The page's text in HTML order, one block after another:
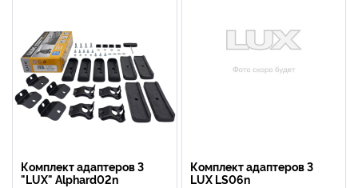
Комплект адаптеров 3
"LUX" Alphard02n
Комплект адаптеров 3
LUX LS06n